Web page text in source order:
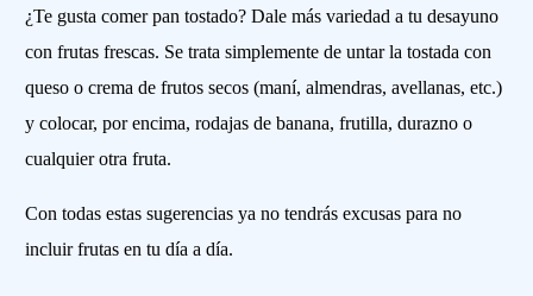
¿Te gusta comer pan tostado? Dale más variedad a tu desayuno
con frutas frescas. Se trata simplemente de untar la tostada con
queso o crema de frutos secos (maní, almendras, avellanas, etc.)
y colocar, por encima, rodajas de banana, frutilla, durazno o
cualquier otra fruta.
Con todas estas sugerencias ya no tendrás excusas para no
incluir frutas en tu día a día.